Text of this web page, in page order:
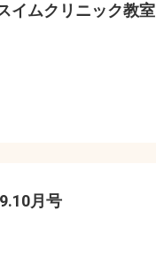
イムクリニック教室
月号